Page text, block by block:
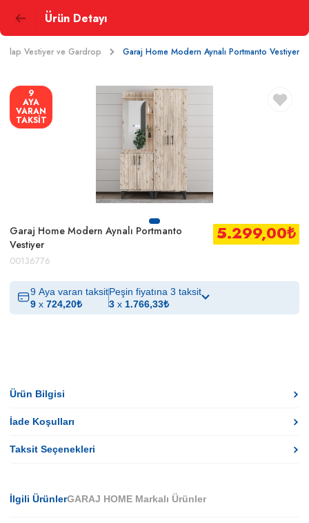
Ürün Detayı
Vestiyer ve Gardrop Garaj Home Modern Aynalı Portmanto Vestiyer
9
AYA
VARAN
TAKSİT
Garaj Home Modern Aynalı Portmanto
Vestiyer
00136776
5.299,00₺
9 Aya varan taksit
9 x 724,20₺
Peşin fiyatına 3 taksit
3 x 1.766,33₺
Ürün Bilgisi
İade Koşulları
Taksit Seçenekleri
İlgili ÜrünlerGARAJ HOME Markalı Ürünler